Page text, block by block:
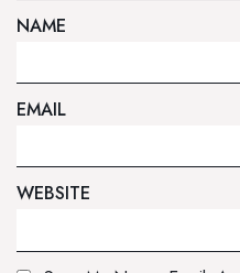
NAME
EMAIL
WEBSITE